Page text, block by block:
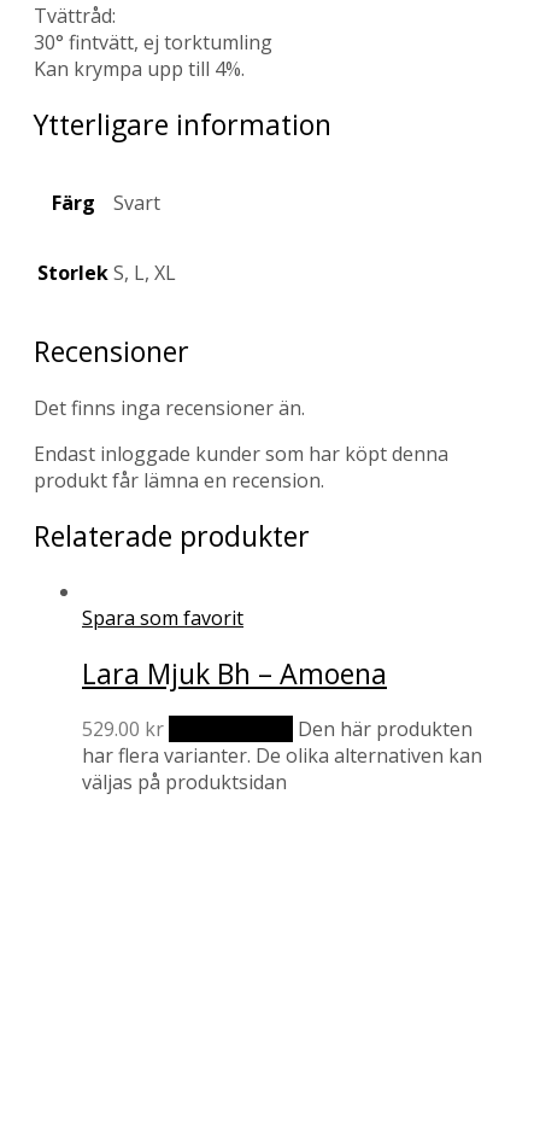
Tvättråd:
30° fintvätt, ej torktumling
Kan krympa upp till 4%.
Ytterligare information
Färg Svart
StorlekS, L, XL
Recensioner
Det finns inga recensioner än.
Endast inloggade kunder som har köpt denna
produkt får lämna en recension.
Relaterade produkter
Spara som favorit
Lara Mjuk Bh – Amoena
529.00 kr
Den här produkten
har flera varianter. De olika alternativen kan
väljas på produktsidan